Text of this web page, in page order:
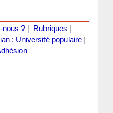
nous ?| Rubriques
: Université populaire